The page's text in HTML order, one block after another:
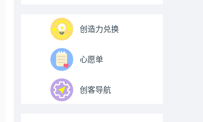
创造力兑换
心愿单
创客导航